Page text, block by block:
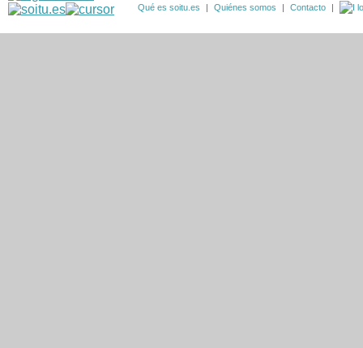
Qué es soitu.es
| Quiénes somos | Contacto |